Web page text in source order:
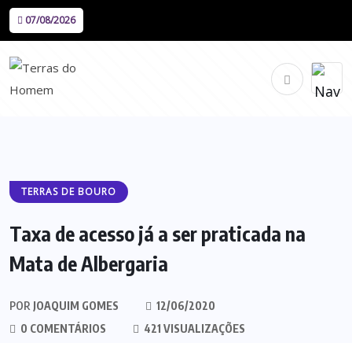
07/08/2026
TERRAS DE BOURO
Taxa de acesso já a ser praticada na
Mata de Albergaria
POR JOAQUIM GOMES
12/06/2020
0 COMENTÁRIOS
421 VISUALIZAÇÕES